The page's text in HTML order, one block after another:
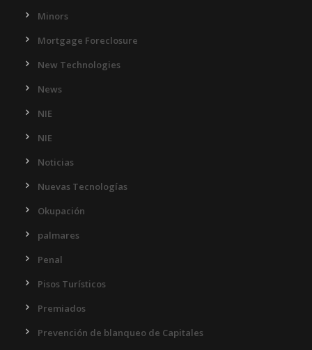
Minors
Mortgage Foreclosure
New Technologies
News
NIE
NIE
Noticias
Nuevas Tecnologías
Okupación
palmares
Penal
Pisos Turísticos
Premiados
Prevención de blanqueo de Capitales